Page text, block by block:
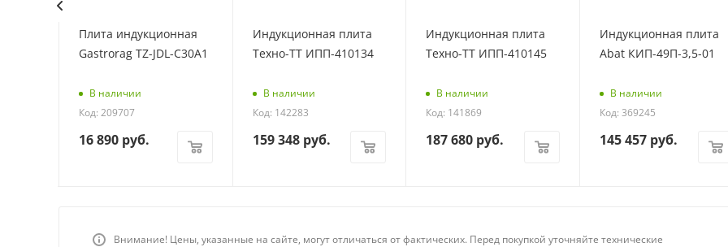
Плита индукционная
Gastrorag TZ-JDL-C30A1
В наличии
Код: 209707
16 890руб.
Индукционная плита
Техно-ТТ ИПП-410134
В наличии
Код: 142283
159 348руб.
Индукционная плита
Техно-ТТ ИПП-410145
В наличии
Код: 141869
187 680 руб.
Индукционная плита
Abat КИП-49П-3,5-01
В наличии
Код: 369245
145 457 руб.
Внимание! Цены, указанные на сайте, могут отличаться от фактических. Перед покупкой уточняйте технические